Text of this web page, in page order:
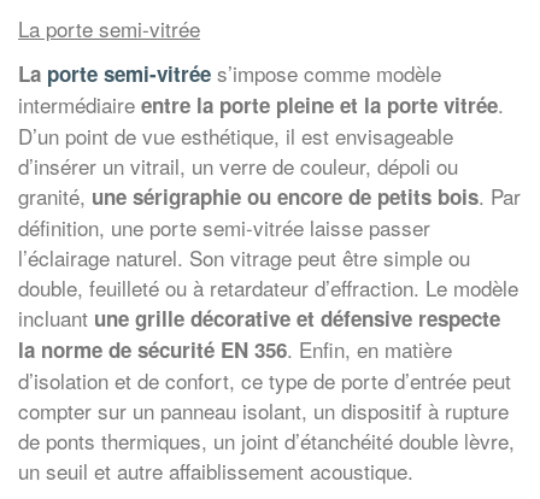
La porte semi-vitrée
La porte semi-vitrée s’impose comme modèle
intermédiaire entre la porte pleine et la porte vitrée.
D’un point de vue esthétique, il est envisageable
d’insérer un vitrail, un verre de couleur, dépoli ou
granité, une sérigraphie ou encore de petits bois. Par
définition, une porte semi-vitrée laisse passer
l’éclairage naturel. Son vitrage peut être simple ou
double, feuilleté ou à retardateur d’effraction. Le modèle
incluant une grille décorative et défensive respecte
la norme de sécurité EN 356. Enfin, en matière
d’isolation et de confort, ce type de porte d’entrée peut
compter sur un panneau isolant, un dispositif à rupture
de ponts thermiques, un joint d’étanchéité double lèvre,
un seuil et autre affaiblissement acoustique.